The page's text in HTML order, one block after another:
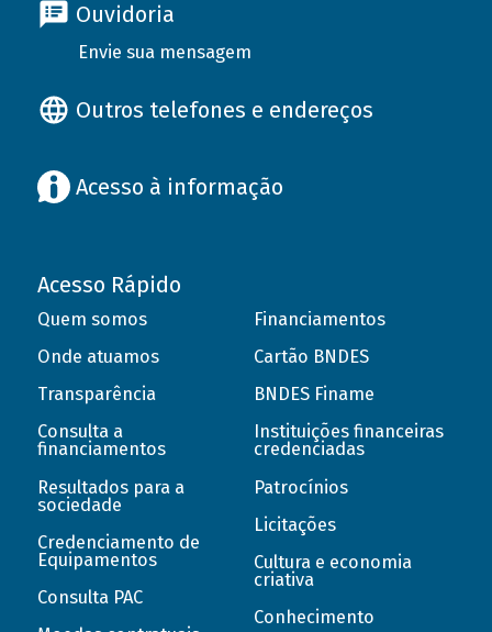
Ouvidoria
Envie sua mensagem
Outros telefones e endereços
Acesso à informação
Acesso Rápido
Quem somos
Onde atuamos
Transparência
Consulta a
financiamentos
Resultados para a
sociedade
Credenciamento de
Equipamentos
Consulta PAC
Financiamentos
Cartão BNDES
BNDES Finame
Instituições financeiras
credenciadas
Patrocínios
Licitações
Cultura e economia
criativa
Conhecimento